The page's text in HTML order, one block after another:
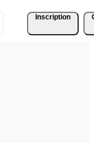
Inscription